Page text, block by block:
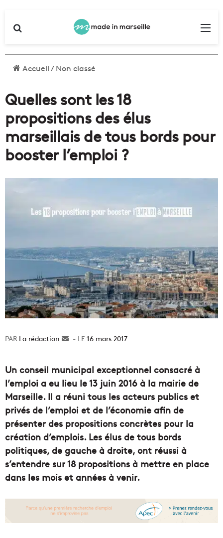
Accueil/Non classé
Quelles sont les 18
propositions des élus
marseillais de tous bords pour
booster l’emploi ?
La rédaction
Envoyer16 mars 2017
Un conseil municipal exceptionnel consacré à
l’emploi a eu lieu le 13 juin 2016 à la mairie de
Marseille. Il a réuni tous les acteurs publics et
privés de l’emploi et de l’économie afin de
présenter des propositions concrètes pour la
création d’emplois. Les élus de tous bords
politiques, de gauche à droite, ont réussi à
s’entendre sur 18 propositions à mettre en place
dans les mois et années à venir.